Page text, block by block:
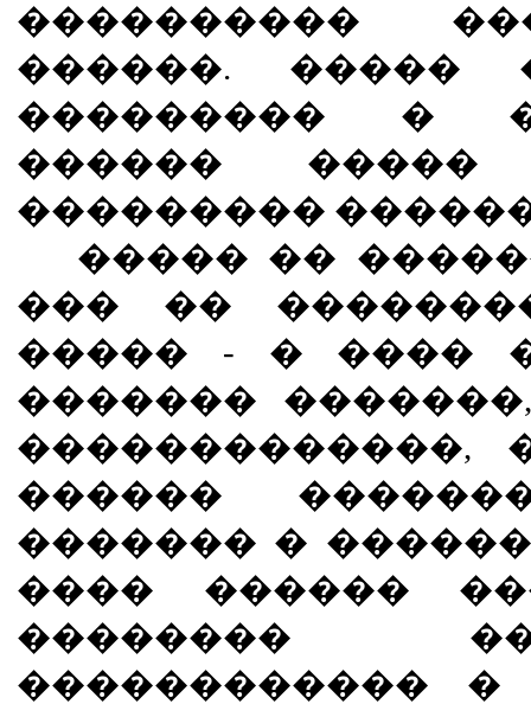
����������
������. �����
��������� �
������
���������
����� ��
��� ��
����� - � ����
�������
�������������,
������
������� �
���� ������
��������
������������